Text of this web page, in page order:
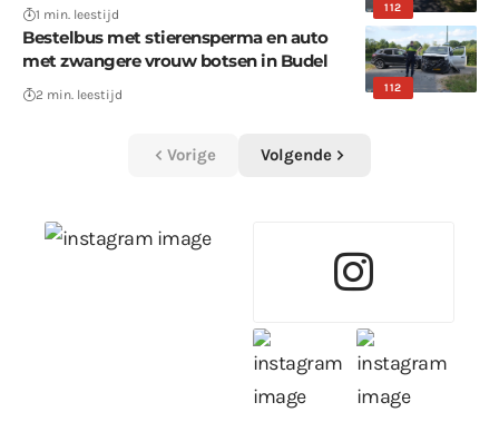
112
1 min. leestijd
112
Bestelbus met stierensperma en auto
met zwangere vrouw botsen in Budel
2 min. leestijd
Vorige Volgende